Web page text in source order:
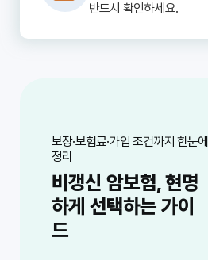
반드시 확인하세요.
보장·보험료·가입 조건까지 한눈에
정리
비갱신 암보험, 현명
하게 선택하는 가이
드